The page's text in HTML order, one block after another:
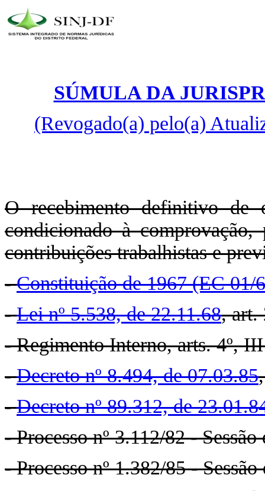
SÚMULA DA
(Revogado(a) pelo(a)
O recebimento definitivo de
condicionado à
contribuições trabalhistas e
-Constituição de 1967 (EC 01/
-Lei nº 5.538, de 22.11.68, art.
- Regimento Interno, arts. 4º,
-Decreto nº 8.494, de 07.03.85
-Decreto nº 89.312, de
- Processo nº 3.112/82 -
- Processo nº 1.382/85 -